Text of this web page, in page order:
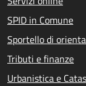
SPID in Comune
Sportello di
Tributi e finanze
Urbanistica e